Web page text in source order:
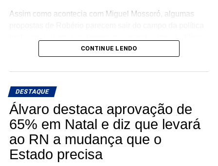
Bezerra (União), a quem Cadu definiu como “o Allyson de
levaram o Rio Grande do Norte à derrocada.
Assim como acontecia com Miguel Mossoró, algumas
de imaginar como seriam colocadas em prática.
No debate, enquanto os demais candidatos discutiam
Estado, Robério chamou atenção justamente pelo tom de
propostas que impressionam pelo tamanho e pela
ousadia.
Se a eleição tivesse um prêmio para as propostas
mais mirabolantes da noite, Robério certamente
estaria na disputa.
CONTINUE LENDO
DESTAQUE
Álvaro destaca aprovação de
65% em Natal e diz que levará
ao RN a mudança que o
Estado precisa